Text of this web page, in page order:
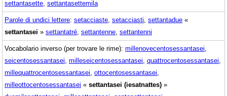
settantasette settantasettemila
Parole di undici lettere: setacciaste setacciasti settantadue «
settantasei » settantatré settantenne settantenni
Vocabolario inverso (per trovare le rime): millenovecentosessantasei
seicentosessantasei milleseicentosessantasei quattrocentosessantasei
millequattrocentosessantasei ottocentosessantasei
milleottocentosessantasei « settantasei (iesatnattes) »